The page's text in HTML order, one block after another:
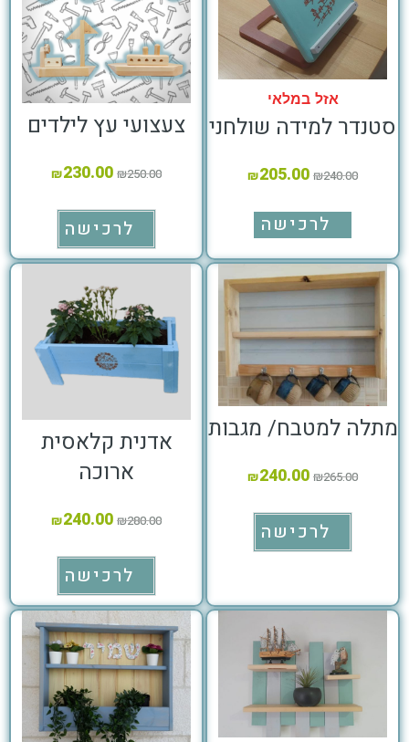
אזל במלאי
סטנדר למידה שולחני
₪240.00
₪205.00
לרכישה
צעצועי עץ לילדים
₪250.00
₪230.00
לרכישה
מתלה למטבח/ מגבות
₪265.00
₪240.00
לרכישה
אדנית קלאסית
ארוכה
₪280.00
₪240.00
לרכישה